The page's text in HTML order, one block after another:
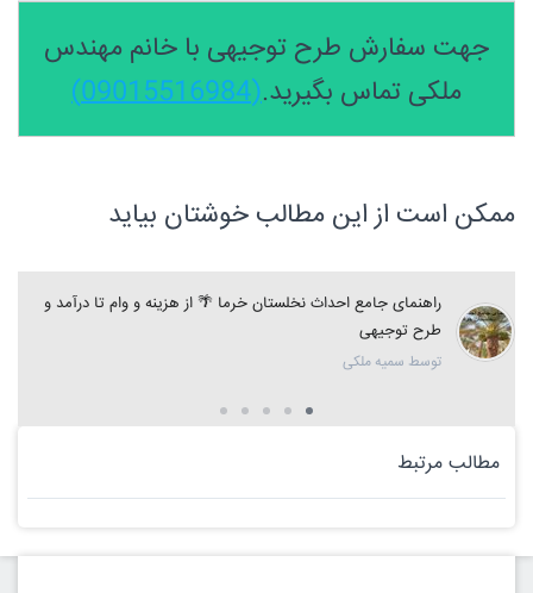
جهت سفارش طرح توجیهی با خانم مهندس
ملکی تماس بگیرید.(09015516984)
ممکن است از این مطالب خوشتان بیاید
راهنمای جامع احداث نخلستان خرما 🌴 از هزینه و وام تا درآمد و
طرح توجیهی
توسط سمیه ملکی
مطالب مرتبط